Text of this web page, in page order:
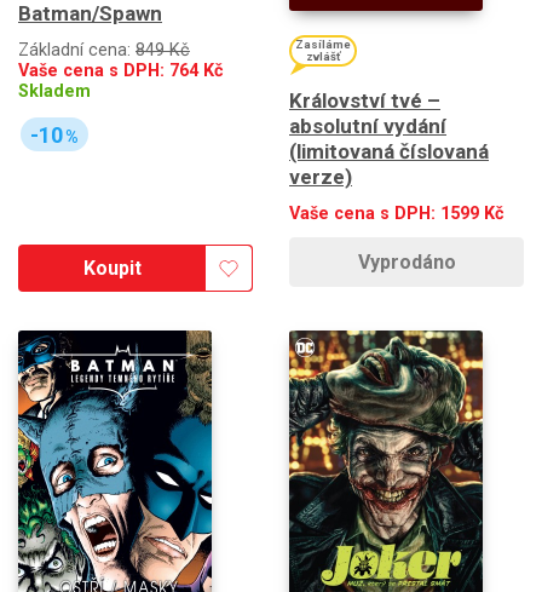
Batman/Spawn
Základní cena: 849 Kč
Vaše cena s DPH: 764Kč
Skladem
-10%
Koupit
Zasíláme
zvlášť
Království tvé –
absolutní vydání
(limitovaná číslovaná
verze)
Vaše cena s DPH: 1599 Kč
Vyprodáno